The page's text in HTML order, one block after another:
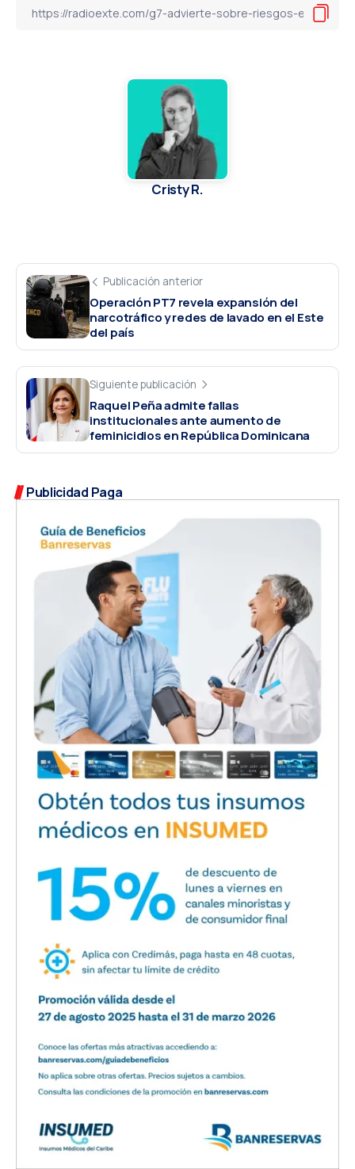
Cristy R.
Publicación anterior
Operación PT7 revela expansión del
narcotráfico y redes de lavado en el Este
del país
Siguiente publicación
Raquel Peña admite fallas
institucionales ante aumento de
feminicidios en República Dominicana
Publicidad Paga